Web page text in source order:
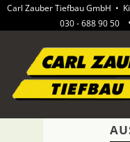
Carl Zauber Tiefbau GmbH •
030 - 688 90 50